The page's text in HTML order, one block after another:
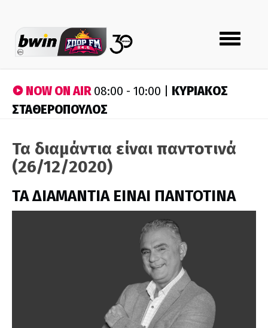
Toggle
navigation
NOW ON AIR08:00 - 10:00 | ΚΥΡΙΑΚΟΣ
ΣΤΑΘΕΡΟΠΟΥΛΟΣ
Τα διαμάντια είναι παντοτινά
(26/12/2020)
ΤΑ ΔΙΑΜΑΝΤΙΑ ΕΙΝΑΙ ΠΑΝΤΟΤΙΝΑ